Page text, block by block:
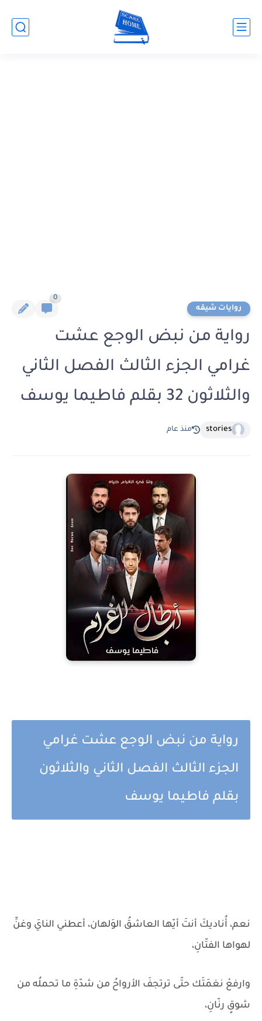
روايات شيقه
0
رواية من نبض الوجع عشت
غرامي الجزء الثالث الفصل الثاني
والثلاثون 32 بقلم فاطيما يوسف
stories منذ عام
رواية من نبض الوجع عشت غرامي
الجزء الثالث الفصل الثاني والثلاثون
بقلم فاطيما يوسف
نعم، أُناديكَ أنتَ أيّها العاشقُ الوَلهان، أعطني النايَ وغنِّ
لهواها الفتّانِ،
وارفعْ نغمَتَك حتّى ترتجفَ الأرواحُ من شدّةِ ما تحملُه من
شوقٍ رنّانِ،